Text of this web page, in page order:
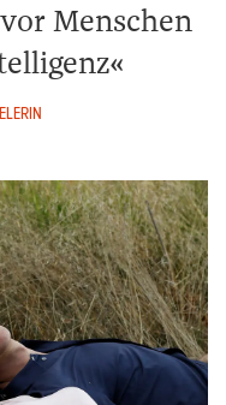
Menschen